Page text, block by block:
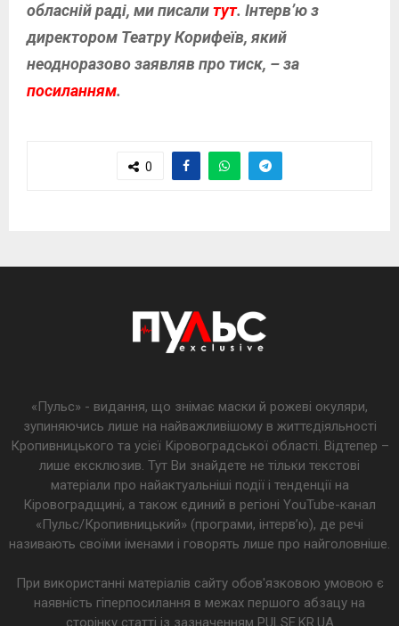
обласній раді, ми писалитут. Інтерв’ю з
директором Театру Корифеїв, який
неодноразово заявляв про тиск, – за
посиланням.
0
«Пульс» - видання, що знімає маски й рожеві окуляри,
зупиняючись лише на найважливішому в життєдіяльності
Кропивницького та усієї Кіровоградської області. Відтепер –
лише ексклюзив. Тут Ви знайдете не тільки текстові
матеріали про найактуальніші події і тенденції на
Кіровоградщині, а також єдиний в регіоні YouTube-канал
«Пульс/Кропивницький» (програми, інтерв’ю), де речі
називають своїми іменами і говорять лише про найголовніше.
При використанні матеріалів сайту обов'язковою умовою є
наявність гіперпосилання в межах першого абзацу на
сторінку статті із зазначенням PULSE.KR.UA